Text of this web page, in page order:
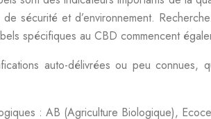
sécurité et d’environnement.
spécifiques au CBD commencent
auto-délivrées ou peu
: AB (Agriculture Biologique),